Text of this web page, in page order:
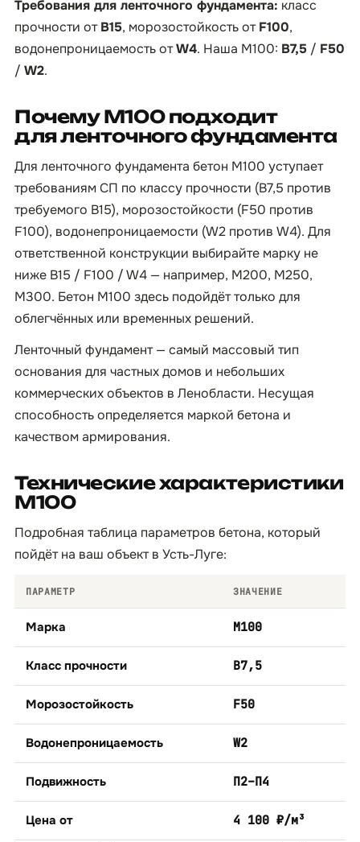
Требования для ленточного фундамента: класс
прочности отB15, морозостойкость отF100,
водонепроницаемость отW4. Наша М100: B7,5 / F50
/ W2.
Почему М100 подходит
для ленточного фундамента
Для ленточного фундамента бетон М100 уступает
требованиям СП по классу прочности (B7,5 против
требуемого B15), морозостойкости (F50 против
F100), водонепроницаемости (W2 против W4). Для
ответственной конструкции выбирайте марку не
ниже B15 / F100 / W4 — например, М200, М250,
М300. Бетон М100 здесь подойдёт только для
облегчённых или временных решений.
Ленточный фундамент — самый массовый тип
основания для частных домов и небольших
коммерческих объектов в Ленобласти. Несущая
способность определяется маркой бетона и
качеством армирования.
Технические характеристики
М100
Подробная таблица параметров бетона, который
пойдёт на ваш объект в Усть-Луге:
ПАРАМЕТР ЗНАЧЕНИЕ
Марка М100
Класс прочности B7,5
Морозостойкость F50
Водонепроницаемость W2
Подвижность П2–П4
Цена от 4 100 ₽/м³